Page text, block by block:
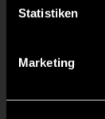
Statistiken
Marketing
TW =